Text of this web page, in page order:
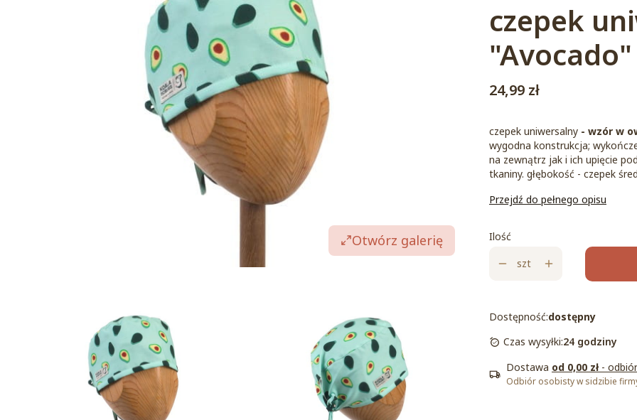
Otwórz galerię
czepek
"Avocado"
Cena
24,99 zł
czepek uniwersalny - wzór w
wygodna konstrukcja;
na zewnątrz jak i ich upięcie
tkaniny. głębokość - czepek
Przejdź do pełnego opisu
Ilość
szt
Dostępność:dostępny
Czas wysyłki:24 godziny
Dostawa od 0,00 zł -
Odbiór osobisty w sidzibie